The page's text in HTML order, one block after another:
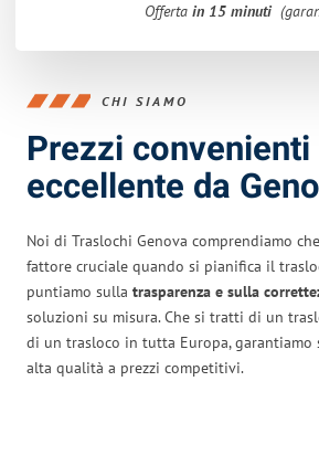
Offerta in 15 minuti
CHI SIAMO
Prezzi
eccellente da
Noi di Traslochi Genova comprendiamo
fattore cruciale quando si pianifica il
puntiamo sulla trasparenza e sulla
soluzioni su misura. Che si tratti di un
di un trasloco in tutta Europa, garantiamo
alta qualità a prezzi competitivi.